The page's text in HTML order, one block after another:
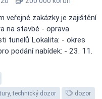
veřejné zakázky je zajištění
na stavbě - oprava
tunelů Lokalita: - okres
podání nabídek: - 23. 11.
technický dozor dozor